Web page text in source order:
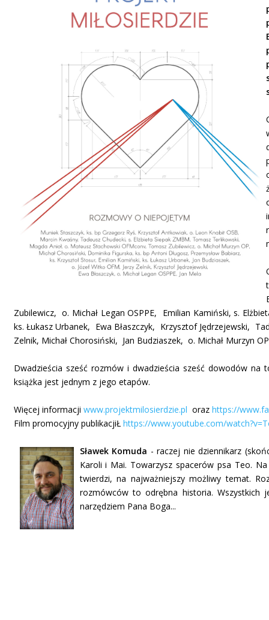
Zubilewicz, o. Michał Legan OSPPE, Emilian Kamiński, s.
ks. Łukasz Urbanek, Ewa Błaszczyk, Krzysztof Jędrzejewski,
Zelnik, Michał Chorosiński, Jan Budziaszek, o. Michał Murzyn
Dwadzieścia sześć rozmów i dwadzieścia sześć dowodów
książka jest jednym z jego etapów.
Więcej informacji www.projektmilosierdzie.pl oraz https://
Film promocyjny publikacjiŁ https://www.youtube.com/
Sławek Komuda - raczej nie dziennikarz
Karoli i Mai. Towarzysz spacerów psa Teo.
twierdzi, na najważniejszy możliwy temat.
rozmówców to odrębna historia. Wszystkich
narzędziem Pana Boga...